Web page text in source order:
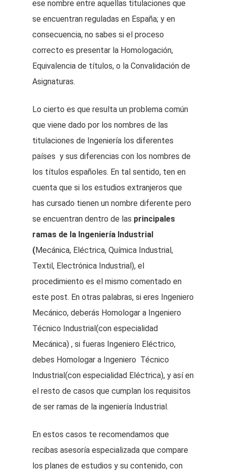
ese nombre entre aquellas titulaciones que
se encuentran reguladas en España; y en
consecuencia, no sabes si el proceso
correcto es presentar la Homologación,
Equivalencia de títulos, o la Convalidación de
Asignaturas.
Lo cierto es que resulta un problema común
que viene dado por los nombres de las
titulaciones de Ingeniería los diferentes
países y sus diferencias con los nombres de
los títulos españoles. En tal sentido, ten en
cuenta que si los estudios extranjeros que
has cursado tienen un nombre diferente pero
se encuentran dentro de las principales
ramas de la Ingeniería Industrial
(Mecánica, Eléctrica, Química Industrial,
Textil, Electrónica Industrial), el
procedimiento es el mismo comentado en
este post. En otras palabras, si eres Ingeniero
Mecánico, deberás Homologar a Ingeniero
Técnico Industrial(con especialidad
Mecánica) , si fueras Ingeniero Eléctrico,
debes Homologar a Ingeniero Técnico
Industrial(con especialidad Eléctrica), y así en
el resto de casos que cumplan los requisitos
de ser ramas de la ingeniería Industrial.
En estos casos te recomendamos que
recibas asesoría especializada que compare
los planes de estudios y su contenido, con